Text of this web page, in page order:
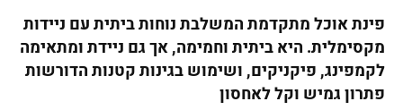
פינת אוכל מתקדמת המשלבת נוחות ביתית עם ניידות
מקסימלית. היא ביתית וחמימה, אך גם ניידת ומתאימה
לקמפינג, פיקניקים, ושימוש בגינות קטנות הדורשות
פתרון גמיש וקל לאחסון